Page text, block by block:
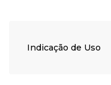
Indicação de Uso